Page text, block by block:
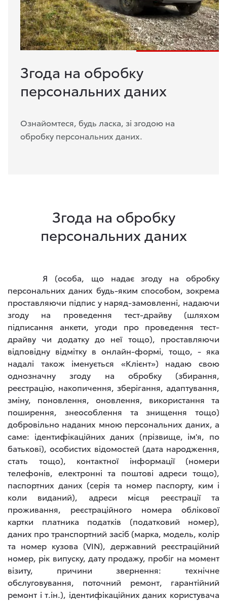
Згода на обробку
персональних даних
Ознайомтеся, будь ласка, зі згодою на
обробку персональних даних.
Згода на обробку
персональних даних
Я (особа, що надає згоду на обробку
персональних даних будь-яким способом, зокрема
проставляючи підпис у наряд-замовленні, надаючи
згоду на проведення тест-драйву (шляхом
підписання анкети, угоди про проведення тест-
драйву чи додатку до неї тощо), проставляючи
відповідну відмітку в онлайн-формі, тощо, - яка
надалі також іменується «Клієнт») надаю свою
однозначну згоду на обробку (збирання,
реєстрацію, накопичення, зберігання, адаптування,
зміну, поновлення, оновлення, використання та
поширення, знеособлення та знищення тощо)
добровільно наданих мною персональних даних, а
саме: ідентифікаційних даних (прізвище, ім'я, по
батькові), особистих відомостей (дата народження,
стать тощо), контактної інформації (номери
телефонів, електронні та поштові адреси тощо),
паспортних даних (серія та номер паспорту, ким і
коли виданий), адреси місця реєстрації та
проживання, реєстраційного номера облікової
картки платника податків (податковий номер),
даних про транспортний засіб (марка, модель, колір
та номер кузова (VIN), державний реєстраційний
номер, рік випуску, дату продажу, пробіг на момент
візиту, причини звернення: технічне
обслуговування, поточний ремонт, гарантійний
ремонт і т.ін.), ідентифікаційних даних користувача